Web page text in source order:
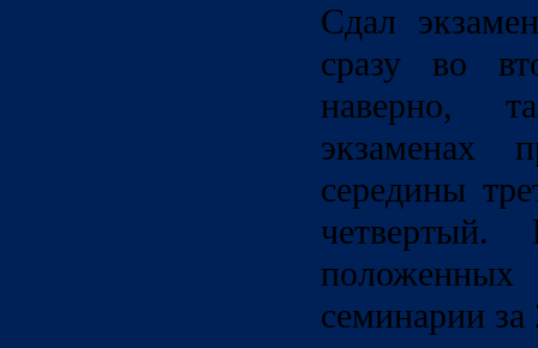
Сдал
сразу во
наверно,
экзаменах
середины
семинарии за